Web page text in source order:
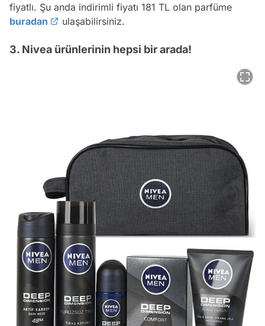
fiyatlı. Şu anda indirimli fiyatı 181 TL olan parfüme
buradan
ulaşabilirsiniz.
3. Nivea ürünlerinin hepsi bir arada!